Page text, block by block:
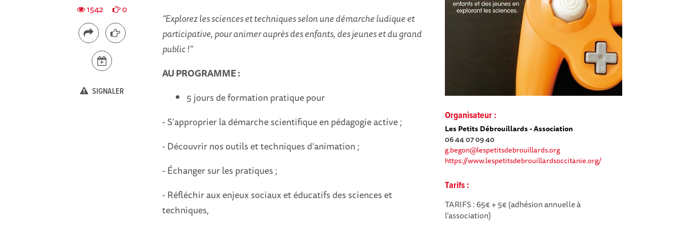
“Explorez les sciences et techniques selon une démarche ludique et
participative, pour animer auprès des enfants, des jeunes et du grand
public !”
AU PROGRAMME :
5 jours de formation pratique pour
- S’approprier la démarche scientifique en pédagogie active ;
- Découvrir nos outils et techniques d’animation ;
- Échanger sur les pratiques ;
- Réfléchir aux enjeux sociaux et éducatifs des sciences et
techniques,
Organisateur :
Les Petits Débrouillards - Association
06 44 07 09 40
g.begon@lespetitsdebrouillards.org
https://www.lespetitsdebrouillardsoccitanie.org/
Tarifs :
TARIFS : 65€ + 5€ (adhésion annuelle à
l’association)
1542 0
SIGNALER